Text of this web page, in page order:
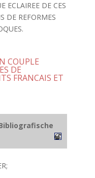
ECLAIREE DE CES
DE REFORMES
COUPLE
DE
FRANCAIS ET